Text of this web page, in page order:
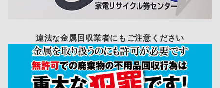
違法な金属回収業者にもご注意ください